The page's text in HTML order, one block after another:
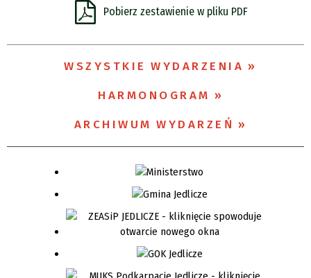
Miejsce
Organizator
Promowane
Pobierz zestawienie w pliku PDF
WSZYSTKIE WYDARZENIA
HARMONOGRAM
ARCHIWUM WYDARZEŃ